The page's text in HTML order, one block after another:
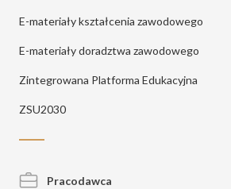
E-materiały kształcenia zawodowego
E-materiały doradztwa zawodowego
Zintegrowana Platforma Edukacyjna
ZSU2030
Pracodawca